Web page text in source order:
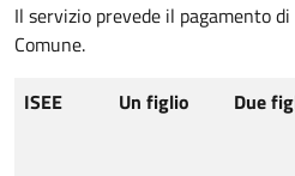
Il servizio prevede il pagamento
Comune.
ISEE
Un figlio Due